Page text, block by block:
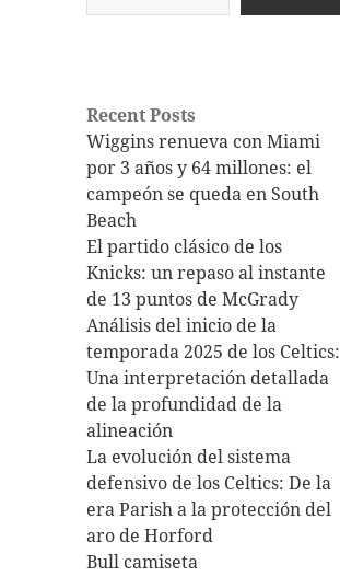
Recent Posts
Wiggins renueva con Miami
por 3 años y 64 millones: el
campeón se queda en South
Beach
El partido clásico de los
Knicks: un repaso al instante
de 13 puntos de McGrady
Análisis del inicio de la
temporada 2025 de los Celtics:
Una interpretación detallada
de la profundidad de la
alineación
La evolución del sistema
defensivo de los Celtics: De la
era Parish a la protección del
aro de Horford
Bull camiseta